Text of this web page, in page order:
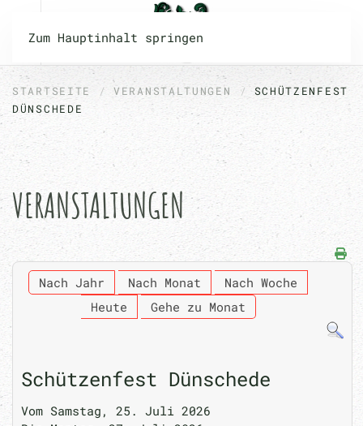
Zum Hauptinhalt springen
STARTSEITE VERANSTALTUNGEN
SCHÜTZENFEST
DÜNSCHEDE
VERANSTALTUNGEN
Nach Jahr Nach Monat
Nach Woche
Heute
Gehe zu Monat
Schützenfest Dünschede
Vom Samstag, 25. Juli 2026